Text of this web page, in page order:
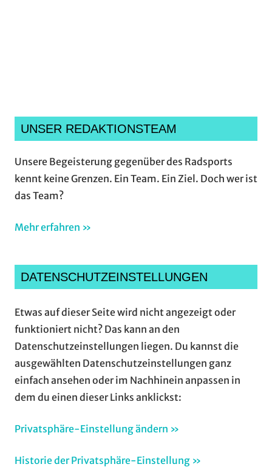
UNSER REDAKTIONSTEAM
Unsere Begeisterung gegenüber des Radsports
kennt keine Grenzen. Ein Team. Ein Ziel. Doch wer ist
das Team?
Mehr erfahren »
DATENSCHUTZEINSTELLUNGEN
Etwas auf dieser Seite wird nicht angezeigt oder
funktioniert nicht? Das kann an den
Datenschutzeinstellungen liegen. Du kannst die
ausgewählten Datenschutzeinstellungen ganz
einfach ansehen oder im Nachhinein anpassen in
dem du einen dieser Links anklickst:
Privatsphäre-Einstellung ändern »
Historie der Privatsphäre-Einstellung »